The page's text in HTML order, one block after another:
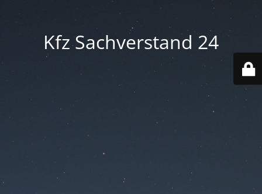
Kfz Sachverstand 24